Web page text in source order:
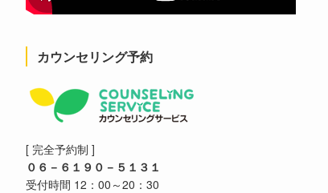
カウンセリング予約
[ 完全予約制 ]
０６－６１９０－５１３１
受付時間 12：00～20：30